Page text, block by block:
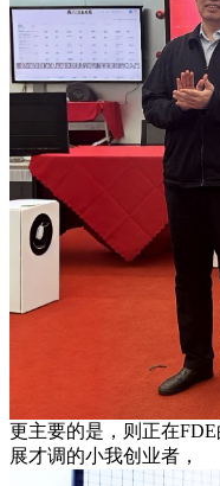
更主要的是，则正在
展才调的小我创业者，